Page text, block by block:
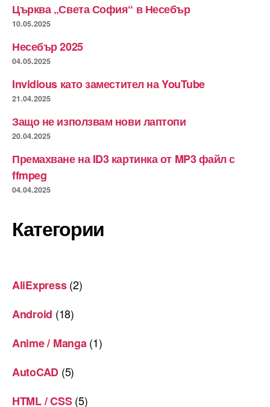
Църква „Света София“ в Несебър
10.05.2025
Несебър 2025
04.05.2025
Invidious като заместител на YouTube
21.04.2025
Защо не използвам нови лаптопи
20.04.2025
Премахване на ID3 картинка от MP3 файл с
ffmpeg
04.04.2025
Категории
AliExpress(2)
Android (18)
Anime / Manga (1)
AutoCAD (5)
HTML / CSS(5)